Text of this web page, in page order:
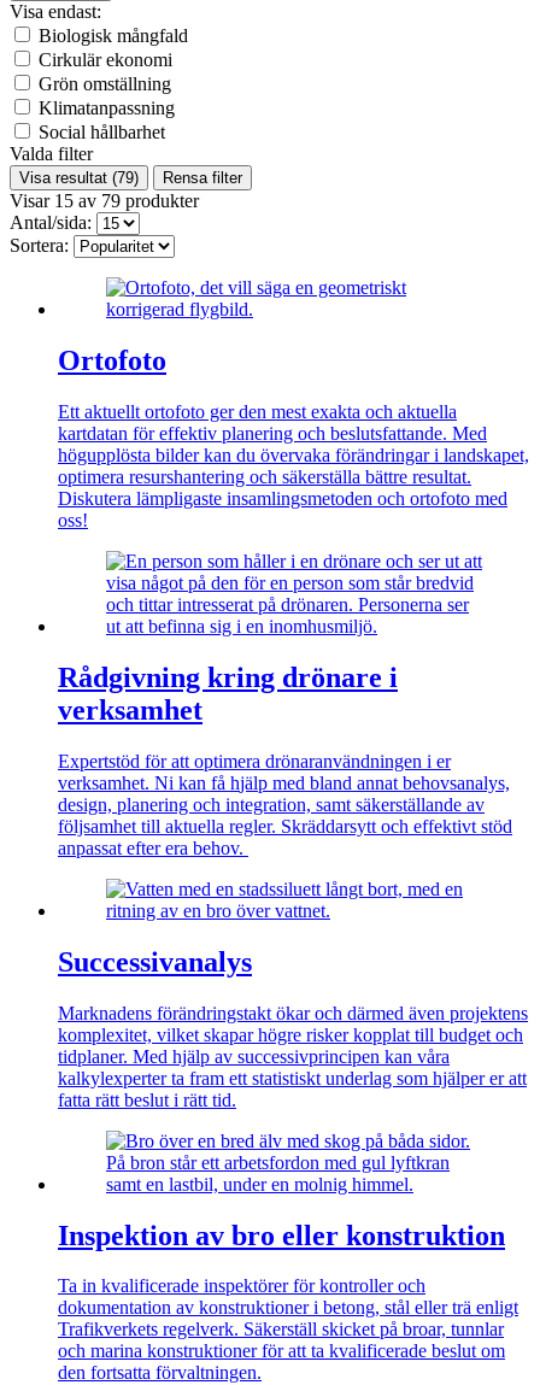
Visa endast:
Biologisk mångfald
Cirkulär ekonomi
Grön omställning
Klimatanpassning
Social hållbarhet
Valda filter
Visa resultat (79) Rensa filter
Visar 15 av 79 produkter
Antal/sida:
Sortera:
Ortofoto
Ett aktuellt ortofoto ger den mest exakta och aktuella
kartdatan för effektiv planering och beslutsfattande. Med
högupplösta bilder kan du övervaka förändringar i landskapet,
optimera resurshantering och säkerställa bättre resultat.
Diskutera lämpligaste insamlingsmetoden och ortofoto med
oss!
Rådgivning kring drönare i
verksamhet
Expertstöd för att optimera drönaranvändningen i er
verksamhet. Ni kan få hjälp med bland annat behovsanalys,
design, planering och integration, samt säkerställande av
följsamhet till aktuella regler. Skräddarsytt och effektivt stöd
anpassat efterera behov.
Successivanalys
Marknadens förändringstakt ökar och därmed även projektens
komplexitet, vilket skapar högre risker kopplat till budget och
tidplaner. Med hjälp av successivprincipen kan våra
kalkylexperter ta fram ett statistiskt underlag som hjälper er att
fatta rätt beslut i rätt tid.
Inspektion av bro eller konstruktion
Ta in kvalificerade inspektörer för kontroller och
dokumentation av konstruktioner i betong, stål eller trä enligt
Trafikverkets regelverk. Säkerställ skicket på broar, tunnlar
och marina konstruktioner för att ta kvalificerade beslut om
den fortsatta förvaltningen.